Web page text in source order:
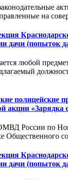
на
дачи (попыток
любой
полицейские
акции «Зарядка
России по
Общественного
дачи (попыток